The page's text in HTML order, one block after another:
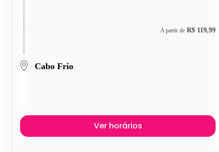
Cabo Frio
A partir de R$ 119,99
Ver horários